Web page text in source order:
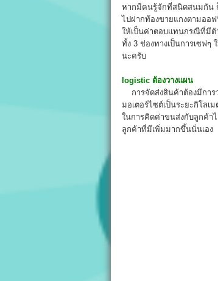
หากมีคนรู้จักที่สนิดสนมกัน
ไปฝากท้องขายแกงตามออ
ให้เป็นค่าตอบแทนกรณีที่มีตั
ทั้ง 3 ช่องทางเป็นการเซฟ
นะครับ
logistic ต้องวางแผน
การจัดส่งสินค้าต้องมีการ
มอเตอร์ไซต์เป็นระยะกิโลเ
ในการคิดค่าขนส่งกับลูกค้า
ลูกค้าที่มีเพิ่มมากขึ้นนั่นเอง